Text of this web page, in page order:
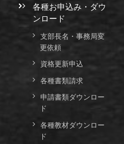
各種お申込み・ダウ
ンロード
支部長名・事務局変
更依頼
資格更新申込
各種書類請求
申請書類ダウンロー
ド
各種教材ダウンロー
ド